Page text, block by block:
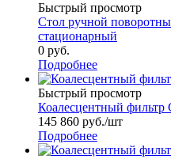
Быстрый просмотр
Стол ручной
стационарный
0 руб.
Подробнее
Быстрый просмотр
Коалесцентный фильтр
145 860 руб./шт
Подробнее